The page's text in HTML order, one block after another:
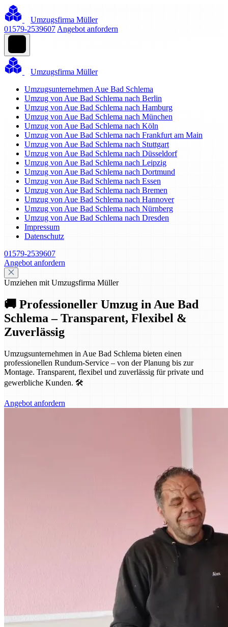
Umzugsfirma Müller
01579-2539607 Angebot anfordern
Umzugsfirma Müller
Umzugsunternehmen Aue Bad Schlema
Umzug von Aue Bad Schlema nach Berlin
Umzug von Aue Bad Schlema nach Hamburg
Umzug von Aue Bad Schlema nach München
Umzug von Aue Bad Schlema nach Köln
Umzug von Aue Bad Schlema nach Frankfurt am Main
Umzug von Aue Bad Schlema nach Stuttgart
Umzug von Aue Bad Schlema nach Düsseldorf
Umzug von Aue Bad Schlema nach Leipzig
Umzug von Aue Bad Schlema nach Dortmund
Umzug von Aue Bad Schlema nach Essen
Umzug von Aue Bad Schlema nach Bremen
Umzug von Aue Bad Schlema nach Hannover
Umzug von Aue Bad Schlema nach Nürnberg
Umzug von Aue Bad Schlema nach Dresden
Impressum
Datenschutz
01579-2539607
Angebot anfordern
Umziehen mit Umzugsfirma Müller
🚚 Professioneller Umzug in Aue Bad
Schlema – Transparent, Flexibel &
Zuverlässig
Umzugsunternehmen in Aue Bad Schlema bieten einen
professionellen Rundum-Service – von der Planung bis zur
Montage. Transparent, flexibel und zuverlässig für private und
gewerbliche Kunden. 🛠️
Angebot anfordern